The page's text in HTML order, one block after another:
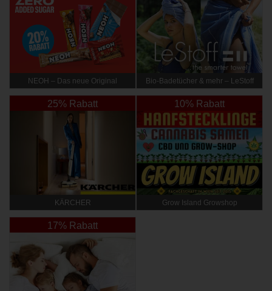
NEOH – Das neue Original Bio-Badetücher & mehr – LeStoff
25% Rabatt
KÄRCHER
10% Rabatt
Grow Island Growshop
17% Rabatt